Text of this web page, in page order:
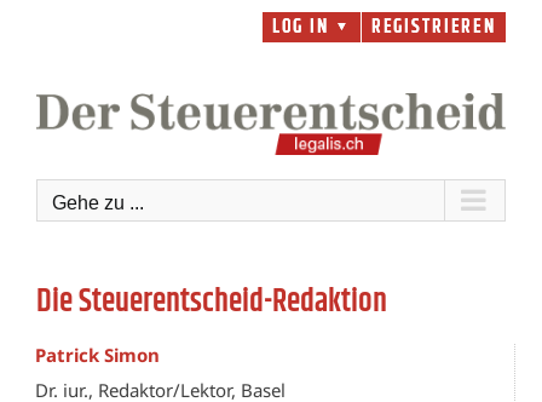
LOG IN ▼ REGISTRIEREN
Gehe zu ...
Die Steuerentscheid-Redaktion
Patrick Simon
Dr. iur., Redaktor/Lektor, Basel